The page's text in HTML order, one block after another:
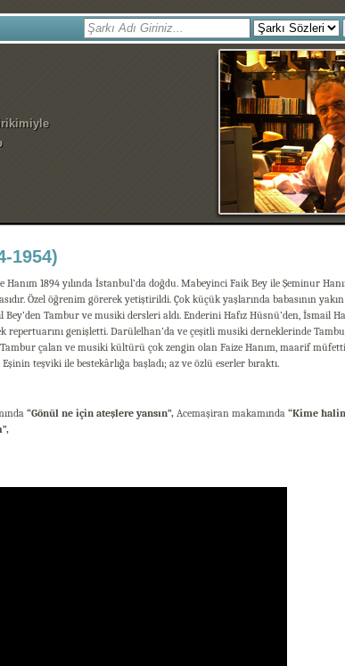
1954)
Hanım 1894 yılında İstanbul’da doğdu. Mabeyinci Faik Bey ile Şeminur
Özel öğrenim görerek yetiştirildi. Çok küçük yaşlarında babasının
Bey’den Tambur ve musiki dersleri aldı. Enderini Hafız Hüsnü’den, İsmail
repertuarını genişletti. Darülelhan’da ve çeşitli musiki derneklerinde
Tambur çalan ve musiki kültürü çok zengin olan Faize Hanım, maarif
Eşinin teşviki ile bestekârlığa başladı; az ve özlü eserler bıraktı.
“Gönül ne için ateşlere yansın”, Acemaşiran makamında “Kime